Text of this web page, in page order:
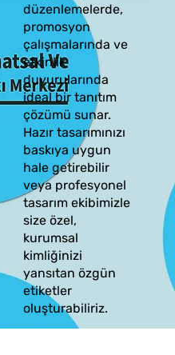
düzenlemelerde,
promosyon
çalışmalarında ve
etkinlik
duyurularında
ideal bir tanıtım
çözümü sunar.
Hazır tasarımınızı
baskıya uygun
hale getirebilir
veya profesyonel
tasarım ekibimizle
size özel,
kurumsal
kimliğinizi
yansıtan özgün
etiketler
oluşturabiliriz.